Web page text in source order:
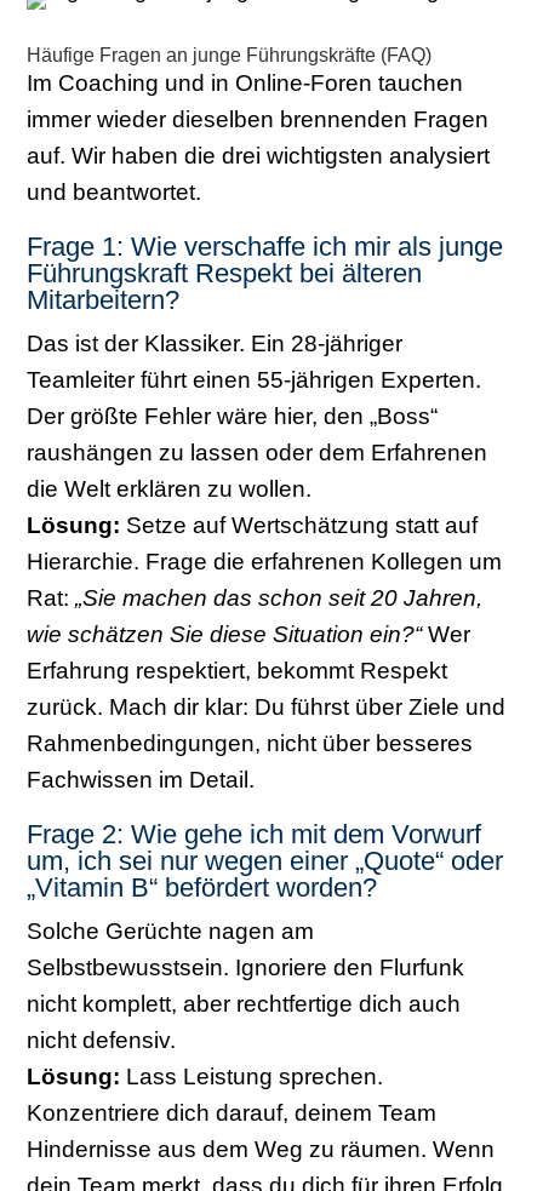
Häufige Fragen an junge Führungskräfte (FAQ)
Im Coaching und in Online-Foren tauchen
immer wieder dieselben brennenden Fragen
auf. Wir haben die drei wichtigsten analysiert
und beantwortet.
Frage 1: Wie verschaffe ich mir als junge
Führungskraft Respekt bei älteren
Mitarbeitern?
Das ist der Klassiker. Ein 28-jähriger
Teamleiter führt einen 55-jährigen Experten.
Der größte Fehler wäre hier, den „Boss“
raushängen zu lassen oder dem Erfahrenen
die Welt erklären zu wollen.
Lösung: Setze auf Wertschätzung statt auf
Hierarchie. Frage die erfahrenen Kollegen um
Rat:„Sie machen das schon seit 20 Jahren,
wie schätzen Sie diese Situation ein?“Wer
Erfahrung respektiert, bekommt Respekt
zurück. Mach dir klar: Du führst über Ziele und
Rahmenbedingungen, nicht über besseres
Fachwissen im Detail.
Frage 2: Wie gehe ich mit dem Vorwurf
um, ich sei nur wegen einer „Quote“ oder
„Vitamin B“ befördert worden?
Solche Gerüchte nagen am
Selbstbewusstsein. Ignoriere den Flurfunk
nicht komplett, aber rechtfertige dich auch
nicht defensiv.
Lösung: Lass Leistung sprechen.
Konzentriere dich darauf, deinem Team
Hindernisse aus dem Weg zu räumen. Wenn
dein Team merkt, dass du dich für ihren Erfolg